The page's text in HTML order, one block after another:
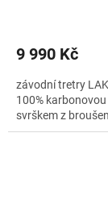
9 990 Kč
závodní tretry
100%
svrškem z